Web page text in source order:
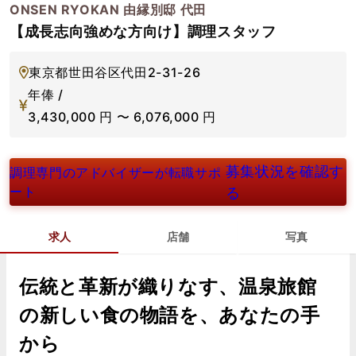
ONSEN RYOKAN 由縁別邸 代田
【成長志向強めな方向け】調理スタッフ
東京都世田谷区代田2-31-26
年俸 /
3,430,000 円 〜 6,076,000 円
調理専門のアドバイザーが転職サポ
ート
募集状況を確認す
る
求人 店舗 写真
伝統と革新が織りなす、温泉旅館
の新しい食の物語を、あなたの手
から